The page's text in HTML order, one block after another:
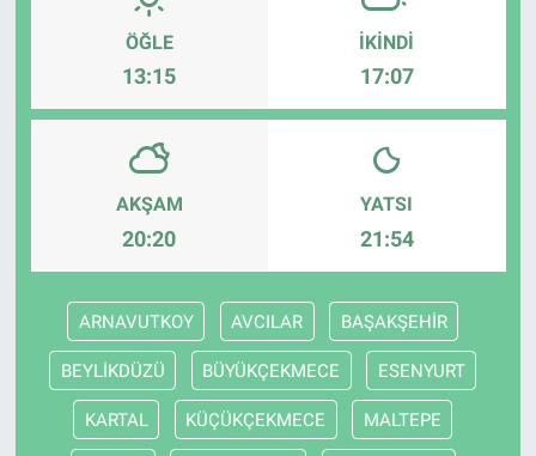
ÖĞLE
13:15
İKINDI
17:07
AKŞAM
20:20
YATSI
21:54
ARNAVUTKOY AVCILAR BAŞAKŞEHİR
BEYLİKDÜZÜ BÜYÜKÇEKMECE ESENYURT
KARTAL KÜÇÜKÇEKMECE MALTEPE